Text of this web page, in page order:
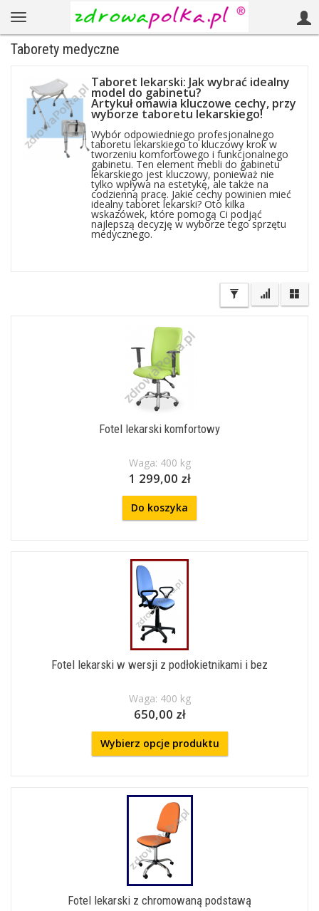
Taborety medyczne
Taboret lekarski: Jak wybrać idealny
model do gabinetu?
Artykuł omawia kluczowe cechy, przy
wyborze taboretu lekarskiego!
Wybór odpowiedniego profesjonalnego
taboretu lekarskiego to kluczowy krok w
tworzeniu komfortowego i funkcjonalnego
gabinetu. Ten element mebli do gabinetu
lekarskiego jest kluczowy, ponieważ nie
tylko wpływa na estetykę, ale także na
codzienną pracę. Jakie cechy powinien mieć
idealny taboret lekarski? Oto kilka
wskazówek, które pomogą Ci podjąć
najlepszą decyzję w wyborze tego sprzętu
medycznego.
Fotel lekarski komfortowy
Waga: 400 kg
1 299,00 zł
Do koszyka
Fotel lekarski w wersji z podłokietnikami i bez
Waga: 400 kg
650,00 zł
Wybierz opcje produktu
Fotel lekarski z chromowaną podstawą